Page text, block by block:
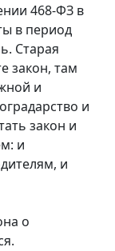
468-ФЗ в
в период
Старая
закон, там
и
и
закон и
и
и
о